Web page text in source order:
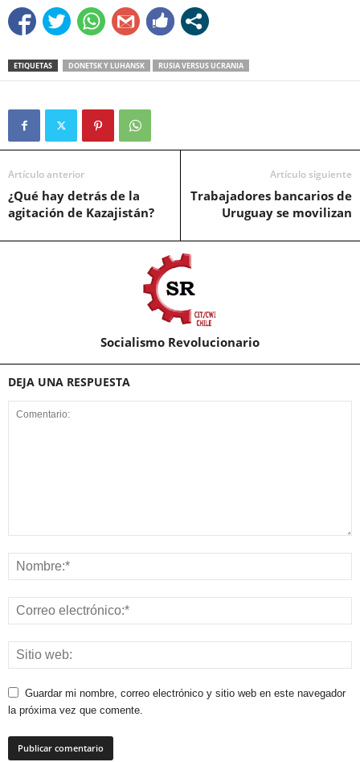
ETIQUETAS DONETSK Y LUHANSK RUSIA VERSUS UCRANIA
Artículo anterior
¿Qué hay detrás de la
agitación de Kazajistán?
Artículo siguiente
Trabajadores bancarios de
Uruguay se movilizan
Socialismo Revolucionario
DEJA UNA RESPUESTA
Guardar mi nombre, correo electrónico y sitio web en este navegador
la próxima vez que comente.